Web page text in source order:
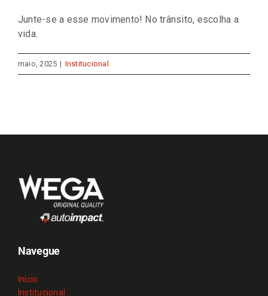
Junte-se a esse movimento! No trânsito, escolha a
vida.
maio, 2025 | Institucional
Navegue
Início
Institucional